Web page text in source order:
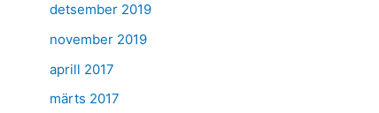
detsember 2019
november 2019
aprill 2017
märts 2017